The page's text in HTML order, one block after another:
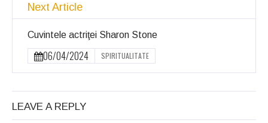
Next Article
Cuvintele actriţei Sharon Stone
06/04/2024 SPIRITUALITATE
LEAVE A REPLY